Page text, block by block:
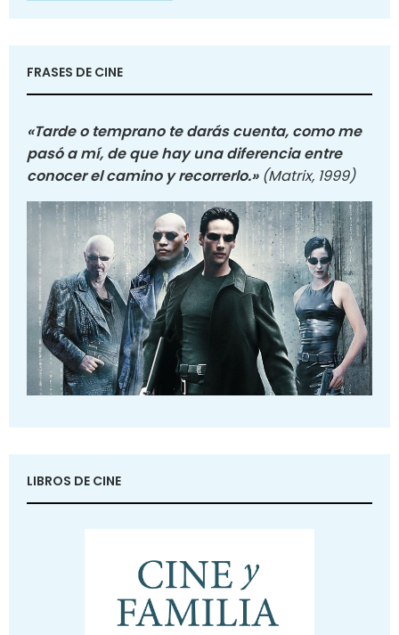
FRASES DE CINE
«Tarde o temprano te darás cuenta, como me
pasó a mí, de que hay una diferencia entre
conocer el camino y recorrerlo.» (Matrix, 1999)
LIBROS DE CINE